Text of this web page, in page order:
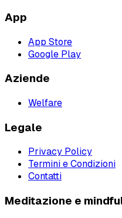
App
App Store
Google Play
Aziende
Welfare
Legale
Privacy Policy
Termini e Condizioni
Contatti
Meditazione e